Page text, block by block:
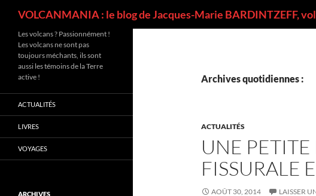
VOLCANMANIA : le blog de Jacques-Marie BARDINTZEFF,
Archives quotidiennes :
ACTUALITÉS
UNE
FISSURALE
AOÛT 30, 2014 LAISSER
Les volcans ? Passionnément !
Les volcans ne sont pas
toujours méchants, ils sont
aussi les témoins de la Terre
active !
ACTUALITÉS
LIVRES
VOYAGES
ARCHIVES